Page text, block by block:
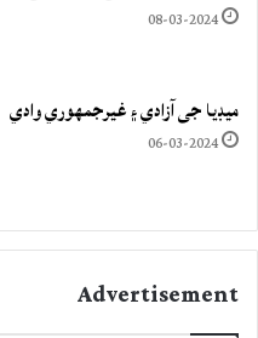
08-03-2024
ميڊيا جي آزادي ۽ غيرجمھوري وادي
06-03-2024
Advertisement